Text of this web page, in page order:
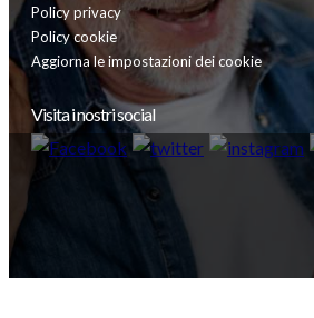
Policy privacy
Policy cookie
Aggiorna le impostazioni dei cookie
Visita i nostri social